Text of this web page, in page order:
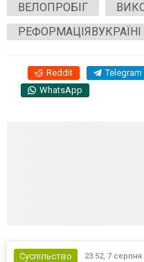
ВЕЛОПРОБІГ
РЕФОРМАЦІЯВУКРАЇНІ
Reddit Telegram
WhatsApp
Суспільство 23:52, 7 серпня